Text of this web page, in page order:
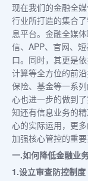
现在我们的金融全
行业所打造的集合
息平台。金融全媒
信、APP、官网、
口。同时，其更是
计算等全方位的前
保险、基金等一系
心也进一步的做到
知还有信息业务的
心的实际运用，更
加强核心管控的重要
一.如何降低金融业
1.设立审查防控制度